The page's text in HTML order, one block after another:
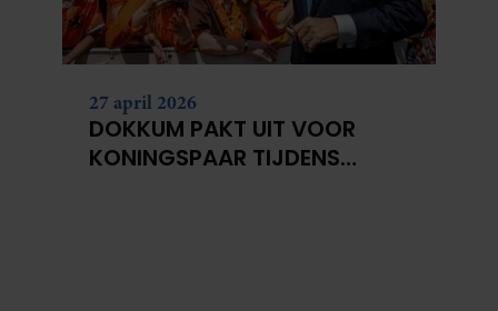
27 april 2026
DOKKUM PAKT UIT VOOR
KONINGSPAAR TIJDENS